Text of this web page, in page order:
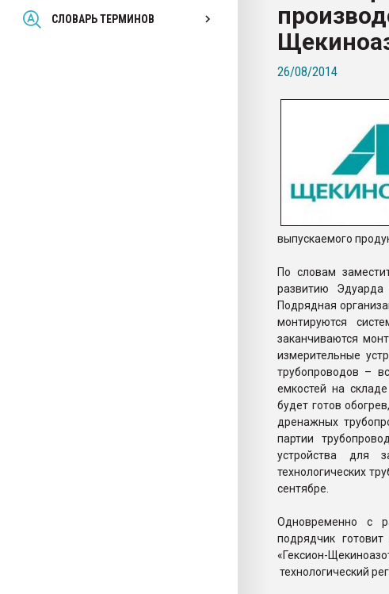
СЛОВАРЬ ТЕРМИНОВ
Всё, что касается выдува ПЭТ
бутылок
ПЕРЕЙТИ НА ФОРУМ
26/08/2014
выпускаемого
По словам
развитию
Подрядная
монтируются
заканчиваются
измерительные
трубопроводов –
емкостей на
будет готов
дренажных
партии
устройства для
технологических
сентябре.
Одновременно с
подрядчик
«Гексион-
технологический